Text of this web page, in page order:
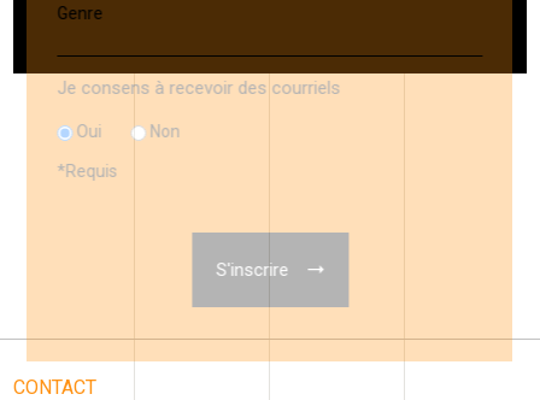
CONTACT
Genre
Je consens à recevoir des courriels
Oui Non
*Requis